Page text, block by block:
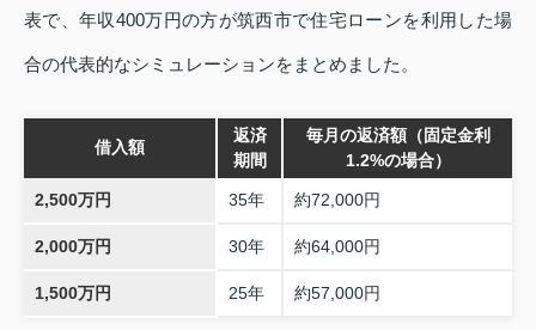
表で、年収400万円の方が筑西市で住宅ローンを利用した場
合の代表的なシミュレーションをまとめました。
借入額
返済
期間
毎月の返済額（固定金利
1.2%の場合）
2,500万円 35年 約72,000円
2,000万円 30年 約64,000円
1,500万円 25年 約57,000円